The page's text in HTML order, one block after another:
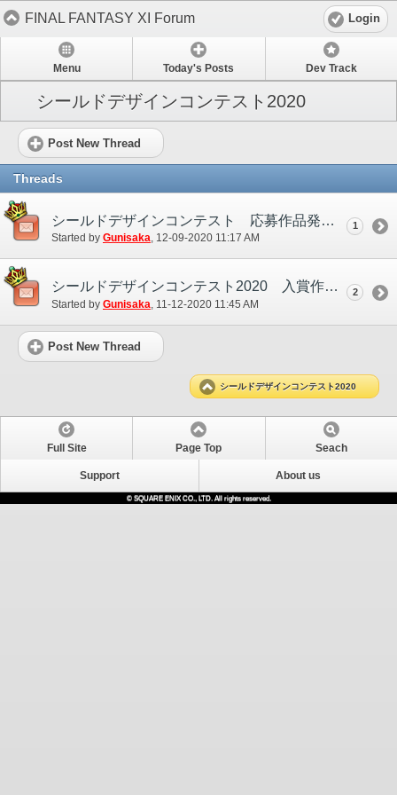
FINAL FANTASY XI Forum Login
Menu Today's Posts Dev Track
シールドデザインコンテスト2020
Post New Thread
Threads
シールドデザインコンテスト 応募作品発表！
Started by Gunisaka‎, 12-09-2020 11:17 AM
1
シールドデザインコンテスト2020 入賞作品発表！
Started by Gunisaka ‎, 11-12-2020 11:45 AM
2
Post New Thread
シールドデザインコンテスト2020
Full Site Page Top Seach
Support About us
© SQUARE ENIX CO., LTD. All rights reserved.